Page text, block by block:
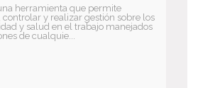
herramienta que permite
controlar y realizar gestión sobre los
y salud en el trabajo manejados
de cualquie...